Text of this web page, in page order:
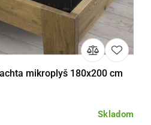
Do košíka
mikroplyš 180x200 cm
Skladom